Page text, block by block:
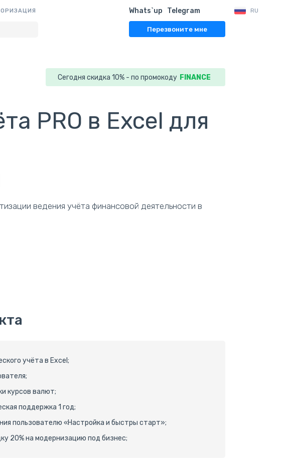
Whats`up Telegram
Перезвоните мне
RU
PRO в Excel для
ведения учёта финансовой деятельности в
Сегодня скидка 10% - по промокоду FINANCE
учёта в Excel;
курсов валют;
поддержка 1 год;
пользователю «Настройка и быстры старт»;
20% на модернизацию под бизнес;